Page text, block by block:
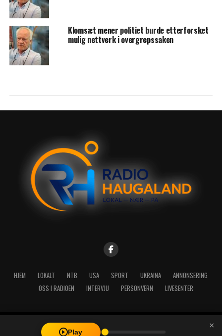
Klomsæt mener politiet burde etterforsket
mulig nettverk i overgrepssaken
HJEM LOKALT NTB USA SPORT UKRAINA
ANNONSERING
OSS I RADIOEN
INTERVJU PERSONVERN LIVESENTER
Copyright © 2026 A-Media AS | Radio Haugaland - Haraldsgata 114,
Play
×